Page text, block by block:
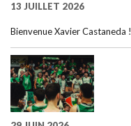
13 JUILLET 2026
Bienvenue Xavier Castaneda !